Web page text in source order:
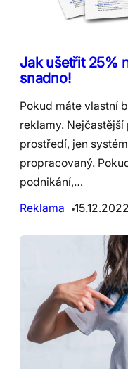
Jak ušetřit 25%
snadno!
Pokud máte vlastní
reklamy.
prostředí, jen
propracovaný.
podnikání,…
Reklama
15.12.2022